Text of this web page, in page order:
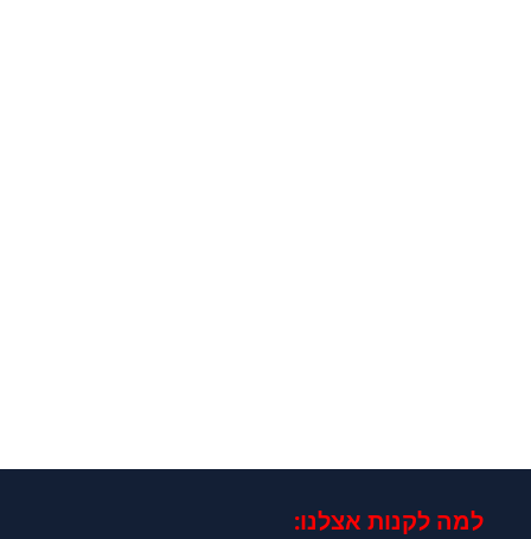
למה לקנות אצלנו:​